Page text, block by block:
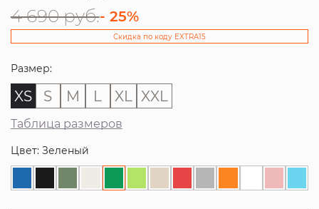
4 690 руб.- 25%
Скидка по коду EXTRA15
Размер:
XS S M L XL XXL
Таблица размеров
Цвет: Зеленый